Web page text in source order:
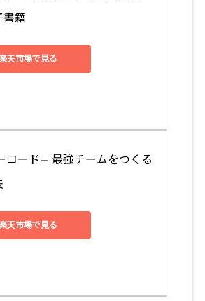
書籍
天市場で見る
コード― 最強チームをつくる
天市場で見る